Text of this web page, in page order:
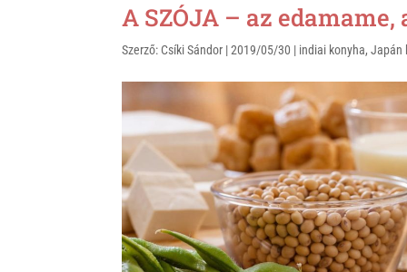
A SZÓJA – az
Szerző: Csíki Sándor |2019/05/30 | indiai konyha,Japán